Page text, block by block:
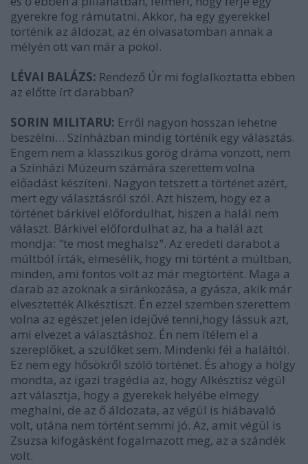
gyerekre fog rámutatni. Akkor, ha egy gyerekkel
történik az áldozat, az én olvasatomban annak a
mélyén ott van már a pokol.
LÉVAI BALÁZS: Rendező Úr mi foglalkoztatta ebben
az előtte írt darabban?
SORIN MILITARU: Erről nagyon hosszan lehetne
beszélni… Színházban mindig történik egy választás.
Engem nem a klasszikus görög dráma vonzott, nem
a Színházi Múzeum számára szerettem volna
előadást készíteni. Nagyon tetszett a történet azért,
mert egy választásról szól. Azt hiszem, hogy ez a
történet bárkivel előfordulhat, hiszen a halál nem
választ. Bárkivel előfordulhat az, ha a halál azt
mondja: "te most meghalsz". Az eredeti darabot a
múltból írták, elmesélik, hogy mi történt a múltban,
minden, ami fontos volt az már megtörtént. Maga a
darab az azoknak a siránkozása, a gyásza, akik már
elvesztették Alkésztiszt. Én ezzel szemben szerettem
volna az egészet jelen idejűvé tenni,hogy lássuk azt,
ami elvezet a választáshoz. Én nem ítélem el a
szereplőket, a szülőket sem. Mindenki fél a haláltól.
Ez nem egy hősökről szóló történet. És ahogy a hölgy
mondta, az igazi tragédia az, hogy Alkésztisz végül
azt választja, hogy a gyerekek helyébe elmegy
meghalni, de az ő áldozata, az végül is hiábavaló
volt, utána nem történt semmi jó. Az, amit végül is
Zsuzsa kifogásként fogalmazott meg, az a szándék
volt.